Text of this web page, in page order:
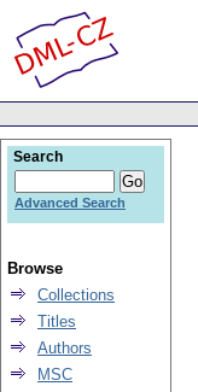
Search
Advanced Search
Browse
Collections
Titles
Authors
MSC